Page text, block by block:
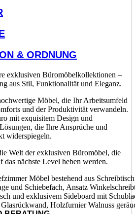
& ORDNUNG
exklusiven Büromöbelkollektionen –
aus Stil, Funktionalität und Eleganz.
Möbel, die Ihr Arbeitsumfeld
und der Produktivität verwandeln.
mit exquisitem Design und
die Ihre Ansprüche und
widerspiegeln.
Welt der exklusiven Büromöbel, die
das nächste Level heben werden.